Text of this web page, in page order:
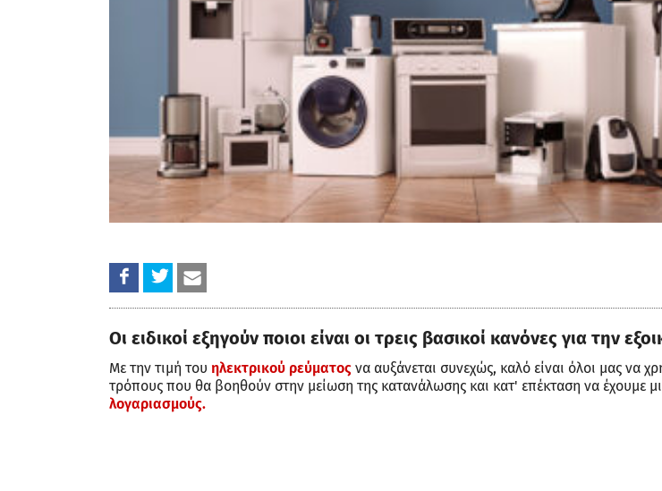
Οι ειδικοί εξηγούν ποιοι είναι οι τρεις βασικοί κανόνες για την
Με την τιμή του ηλεκτρικού ρεύματος να αυξάνεται συνεχώς, καλό είναι όλοι μας να
τρόπους που θα βοηθούν στην μείωση της κατανάλωσης και κατ' επέκταση να έχουμε
λογαριασμούς.